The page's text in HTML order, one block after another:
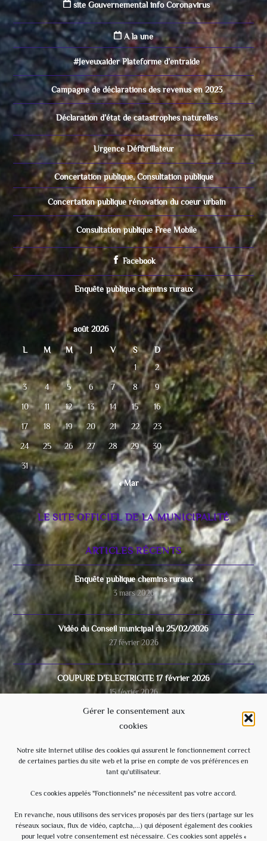
Gérer le consentement aux
cookies
Notre site Internet utilise des cookies qui assurent le fonctionnement correct
de certaines parties du site web et la prise en compte de vos préférences en
tant qu’utilisateur.
Ces cookies appelés "Fonctionnels" ne nécessitent pas votre accord.
En revanche, nous utilisons des services proposés par des tiers (partage sur les
réseaux sociaux, flux de vidéo, captcha,...) qui déposent également des cookies
pour lequel votre consentement est nécessaire. Ces cookies sont appelés «
site Gouvernemental info Coronavirus
A la une
#Jeveuxaider Plateforme d’entraide
Campagne de déclarations des revenus en 2023
Déclaration d’état de catastrophes naturelles
Urgence Défibrillateur
Concertation publique, Consultation publique
Concertation publique rénovation du coeur urbain
Consultation publique Free Mobile
Facebook
Enquête publique chemins ruraux
août 2026
L M M J V S
D
1
2
3 4 5 6 7 8 9
10 11 12 13 14 15 16
17 18 19 20 21 22 23
24 25 26 27 28 29 30
31
« Mar
LE SITE OFFICIEL DE LA MUNICIPALITÉ
ARTICLES RÉCENTS
Enquête publique chemins ruraux
3 mars 2026
Vidéo du Conseil municipal du 25/02/2026
27 février 2026
COUPURE D’ELECTRICITE 17 février 2026
15 février 2026
Video du conseil municipal du 28/11/2025
Ecole
3 septembre 2025